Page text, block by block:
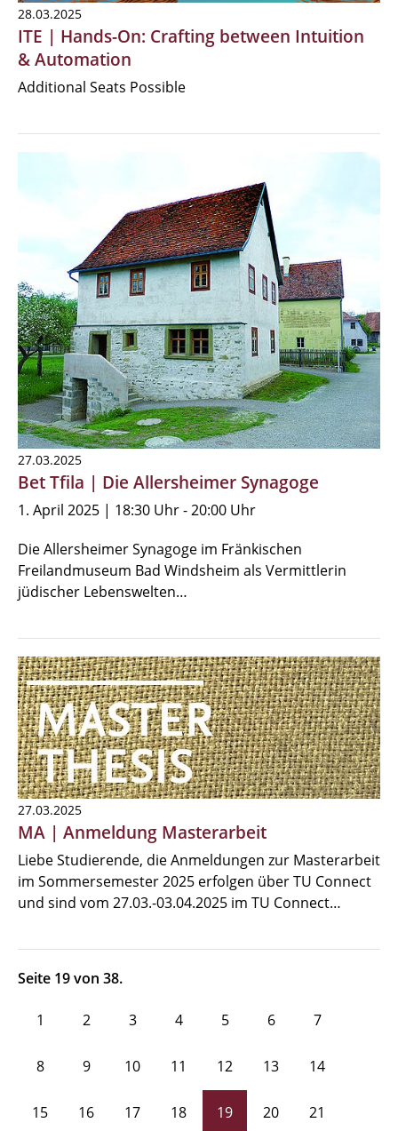
28.03.2025
ITE | Hands-On: Crafting between Intuition
& Automation
Additional Seats Possible
27.03.2025
Bet Tfila | Die Allersheimer Synagoge
1. April 2025 | 18:30 Uhr - 20:00 Uhr
Die Allersheimer Synagoge im Fränkischen
Freilandmuseum Bad Windsheim als Vermittlerin
jüdischer Lebenswelten…
27.03.2025
MA | Anmeldung Masterarbeit
Liebe Studierende, die Anmeldungen zur Masterarbeit
im Sommersemester 2025 erfolgen über TU Connect
und sind vom 27.03.-03.04.2025 im TU Connect…
Seite 19 von 38.
1 2 3 4 5 6 7
8 9 10 11 12 13 14
15 16 17 18 19 20 21